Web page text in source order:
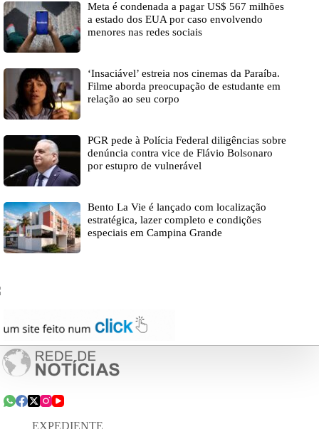
Meta é condenada a pagar US$ 567 milhões
a estado dos EUA por caso envolvendo
menores nas redes sociais
‘Insaciável’ estreia nos cinemas da Paraíba.
Filme aborda preocupação de estudante em
relação ao seu corpo
PGR pede à Polícia Federal diligências sobre
denúncia contra vice de Flávio Bolsonaro
por estupro de vulnerável
Bento La Vie é lançado com localização
estratégica, lazer completo e condições
especiais em Campina Grande
EXPEDIENTE